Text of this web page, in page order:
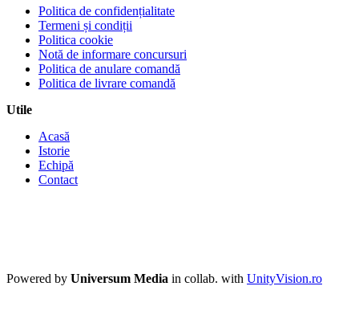
Politica de confidențialitate
Termeni și condiții
Politica cookie
Notă de informare concursuri
Politica de anulare comandă
Politica de livrare comandă
Utile
Acasă
Istorie
Echipă
Contact
Powered by Universum Media in collab. with UnityVision.ro